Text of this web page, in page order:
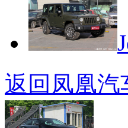
返回凤凰汽